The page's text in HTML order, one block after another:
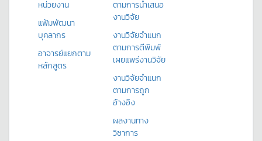
หน่วยงาน
แฟ้มพัฒนา
บุคลากร
อาจารย์แยกตาม
หลักสูตร
ตามการนำเสนอ
งานวิจัย
งานวิจัยจำแนก
ตามการตีพิมพ์
เผยแพร่งานวิจัย
งานวิจัยจำแนก
ตามการถูก
อ้างอิง
ผลงานทาง
วิชาการ